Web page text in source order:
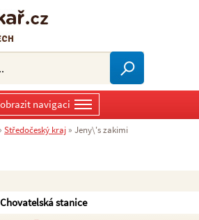
Chovatelská stanice
navigaci
Středočeský kraj » Jeny\'s zakimi